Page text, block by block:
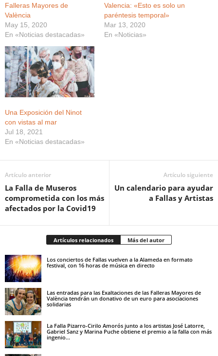
Falleras Mayores de
València
May 15, 2020
En «Noticias destacadas»
Valencia: «Esto es solo un
paréntesis temporal»
Mar 13, 2020
En «Noticias»
Una Exposición del Ninot
con vistas al mar
Jul 18, 2021
En «Noticias destacadas»
Artículo anterior
La Falla de Museros
comprometida con los más
afectados por la Covid19
Artículo siguiente
Un calendario para ayudar
a Fallas y Artistas
Artículos relacionados Más del autor
Los conciertos de Fallas vuelven a la Alameda en formato
festival, con 16 horas de música en directo
Las entradas para las Exaltaciones de las Falleras Mayores de
València tendrán un donativo de un euro para asociaciones
solidarias
La Falla Pizarro-Cirilo Amorós junto a los artistas José Latorre,
Gabriel Sanz y Marina Puche obtiene el premio a la falla con más
ingenio...